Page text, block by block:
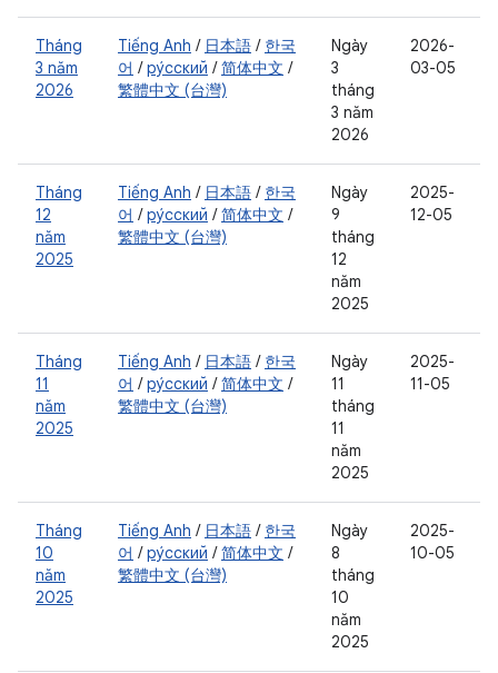
Tháng
3 năm
2026
Tiếng Anh / 日本語 / 한국
어 /ру́сский /简体中文 /
繁體中文 (台灣)
Ngày
3
tháng
3 năm
2026
2026-
03-05
Tháng
12
năm
2025
Tiếng Anh / 日本語 / 한국
어 /ру́сский /简体中文 /
繁體中文 (台灣)
Ngày
9
tháng
12
năm
2025
2025-
12-05
Tháng
11
năm
2025
Tiếng Anh / 日本語 / 한국
어 /ру́сский /简体中文 /
繁體中文 (台灣)
Ngày
11
tháng
11
năm
2025
2025-
11-05
Tháng
10
năm
2025
Tiếng Anh / 日本語 / 한국
어 /ру́сский /简体中文 /
繁體中文 (台灣)
Ngày
8
tháng
10
năm
2025
2025-
10-05